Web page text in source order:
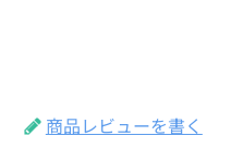
商品レビューを書く